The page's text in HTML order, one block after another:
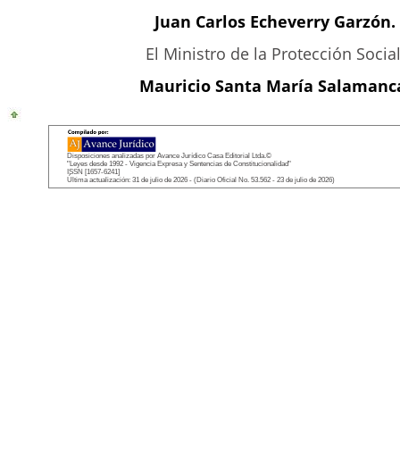
Juan Carlos Echeverry Garzón.
El Ministro de la Protección
Mauricio Santa María
Disposiciones analizadas por Avance Jurídico Casa Editorial Ltda.©
"Leyes desde 1992 - Vigencia Expresa y Sentencias de Constitucionalidad"
ISSN [1657-6241]
Última actualización: 31 de julio de 2026 - (Diario Oficial No. 53.562 - 23 de julio de 2026)